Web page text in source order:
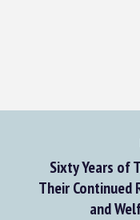
Sixty Years of
Their Continued
and